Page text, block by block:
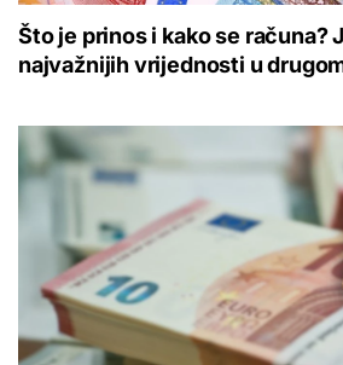
Što je prinos i kako se računa?
najvažnijih vrijednosti u